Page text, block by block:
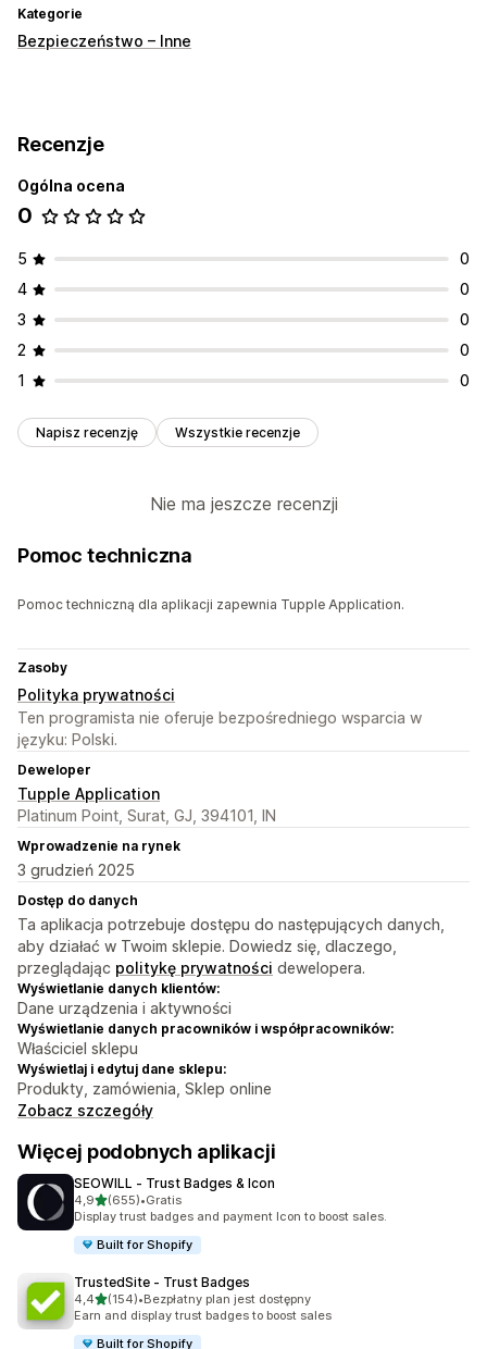
Kategorie
Bezpieczeństwo – Inne
Recenzje
Ogólna ocena
0
5
0
4
0
3
0
2
0
1
0
Napisz recenzję Wszystkie recenzje
Nie ma jeszcze recenzji
Pomoc techniczna
Pomoc techniczną dla aplikacji zapewnia Tupple Application.
Zasoby
Polityka prywatności
Ten programista nie oferuje bezpośredniego wsparcia w
języku: Polski.
Deweloper
Tupple Application
Platinum Point, Surat, GJ, 394101, IN
Wprowadzenie na rynek
3 grudzień 2025
Dostęp do danych
Ta aplikacja potrzebuje dostępu do następujących danych,
aby działać w Twoim sklepie. Dowiedz się, dlaczego,
przeglądając politykę prywatności dewelopera.
Wyświetlanie danych klientów:
Dane urządzenia i aktywności
Wyświetlanie danych pracowników i współpracowników:
Właściciel sklepu
Wyświetlaj i edytuj dane sklepu:
Produkty, zamówienia, Sklep online
Zobacz szczegóły
Więcej podobnych aplikacji
SEOWILL ‑ Trust Badges & Icon
4,9na 5 gwiazdek
(655)
Łączna liczba recenzji: 655
•Gratis
Display trust badges and payment Icon to boost sales.
Built for Shopify
TrustedSite ‑ Trust Badges
4,4na 5 gwiazdek
(154)
Łączna liczba recenzji: 154
•Bezpłatny plan jest dostępny
Earn and display trust badges to boost sales
Built for Shopify